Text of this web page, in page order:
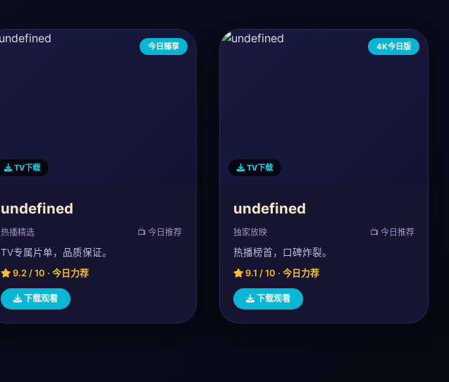
今日臻享
TV下载
undefined
热播精选 📺 今日推荐
TV专属片单，品质保证。
9.2 / 10 · 今日力荐
下载观看
4K今日版
TV下载
undefined
独家放映 📺 今日推荐
热播榜首，口碑炸裂。
9.1 / 10 · 今日力荐
下载观看